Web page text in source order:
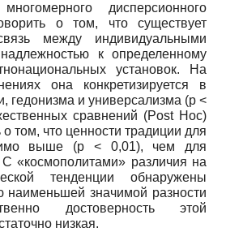
дисперсионного
о том, что существует
между индивидуальными
к определенному
установок. На
она конкретизируется в
гедонизма и универсализма (р <
сравнений (Post Hoc)
о том, что ценности традиции для
выше (p < 0,01), чем для
«космополитами» различия на
тенденции обнаружены
наименьшей значимой разности
достоверность этой
низкая.